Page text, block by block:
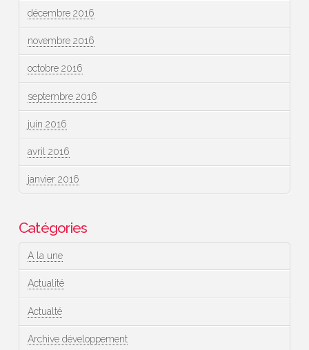
décembre 2016
novembre 2016
octobre 2016
septembre 2016
juin 2016
avril 2016
janvier 2016
Catégories
A la une
Actualité
Actualté
Archive développement